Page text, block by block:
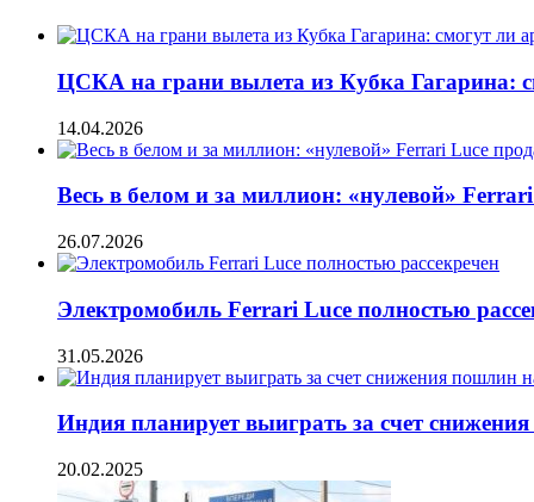
ЦСКА на грани вылета из Кубка Гагарина:
14.04.2026
Весь в белом и за миллион: «нулевой»
26.07.2026
Электромобиль Ferrari Luce полностью
31.05.2026
Индия планирует выиграть за счет
20.02.2025